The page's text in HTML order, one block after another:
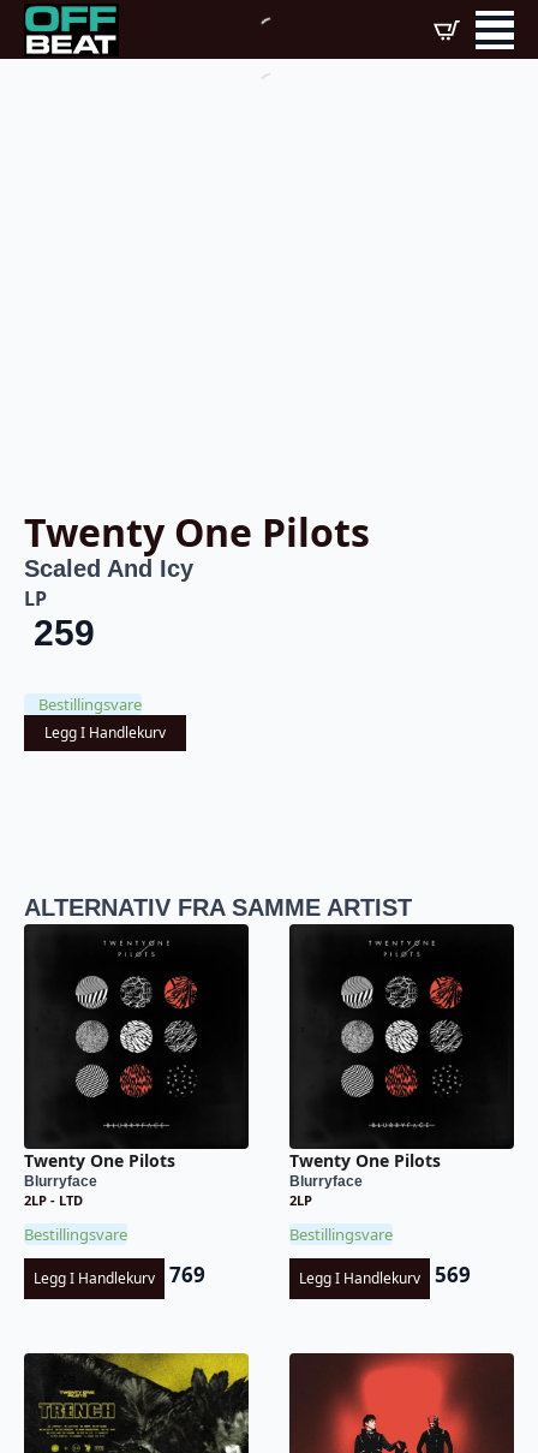
Twenty One Pilots
Scaled And Icy
LP
259
Bestillingsvare
Legg I Handlekurv
ALTERNATIV FRA SAMME ARTIST
Twenty One Pilots
Blurryface
2LP - LTD
Bestillingsvare
Legg I Handlekurv 769
Twenty One Pilots
Blurryface
2LP
Bestillingsvare
Legg I Handlekurv 569